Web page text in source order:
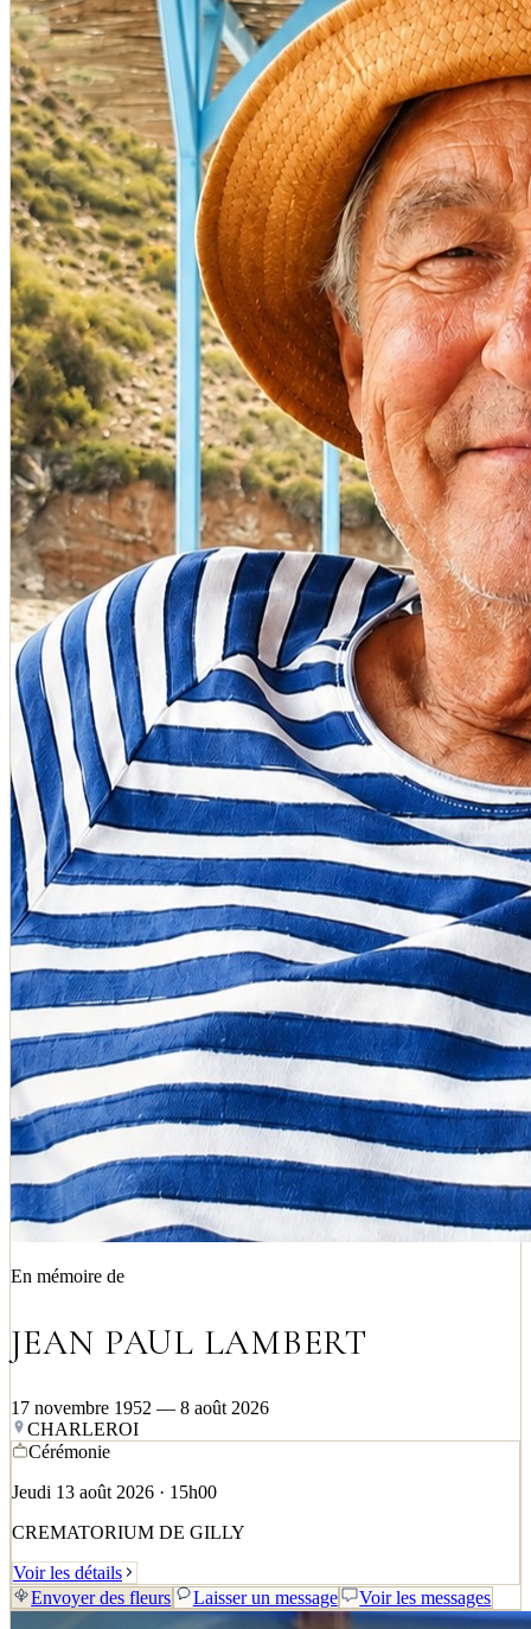
En mémoire de
JEAN PAUL LAMBERT
17 novembre 1952 — 8 août 2026
CHARLEROI
Cérémonie
Jeudi 13 août 2026 · 15h00
CREMATORIUM DE GILLY
Voir les détails
Envoyer des fleurs
Laisser un message Voir les messages